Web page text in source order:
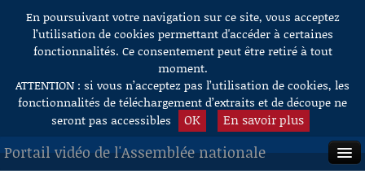
Aller au contenu
En poursuivant votre navigation sur ce site, vous acceptez
l’utilisation de cookies permettant d'accéder à certaines
fonctionnalités. Ce consentement peut être retiré à tout
moment.
ATTENTION : si vous n’acceptez pas l’utilisation de cookies, les
fonctionnalités de téléchargement d’extraits et de découpe ne
seront pas accessibles
OK En savoir plus
Portail vidéo de l'Assemblée nationale